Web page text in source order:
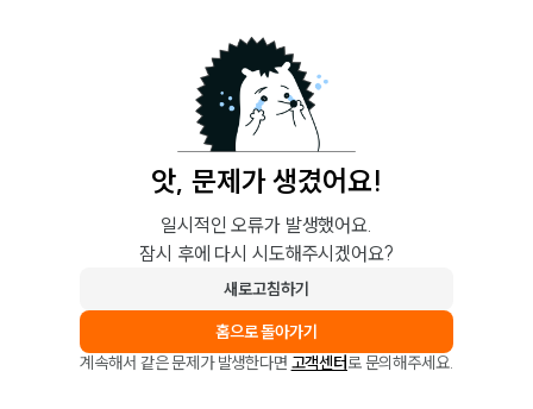
앗, 문제가 생겼어요!
일시적인 오류가 발생했어요.
잠시 후에 다시 시도해주시겠어요?
새로고침하기
홈으로 돌아가기
계속해서 같은 문제가 발생한다면 고객센터로 문의해주세요.